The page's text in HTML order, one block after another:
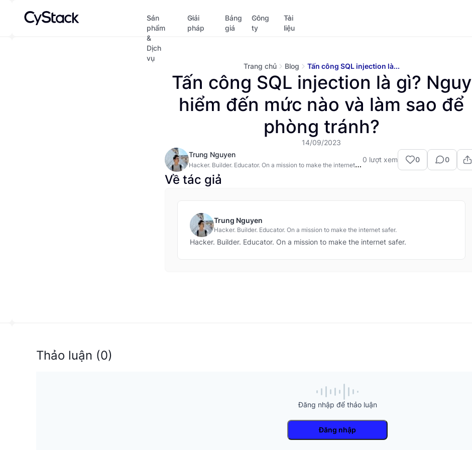
Sản
phẩm
&
Dịch
vụ
Giải
pháp
Bảng
giá
Công
ty
Tài
liệu
Trang chủ Blog Tấn công SQL injection là...
Tấn công SQL injection là gì? Nguy
hiểm đến mức nào và làm sao để
phòng tránh?
14/09/2023
Trung Nguyen
Hacker. Builder. Educator. On a mission to make the internet
safer.
0 lượt xem 0 0
Về tác giả
Trung Nguyen
Hacker. Builder. Educator. On a mission to make the internet safer.
Hacker. Builder. Educator. On a mission to make the internet safer.
Thảo luận (0)
Đăng nhập để thảo luận
Đăng nhập